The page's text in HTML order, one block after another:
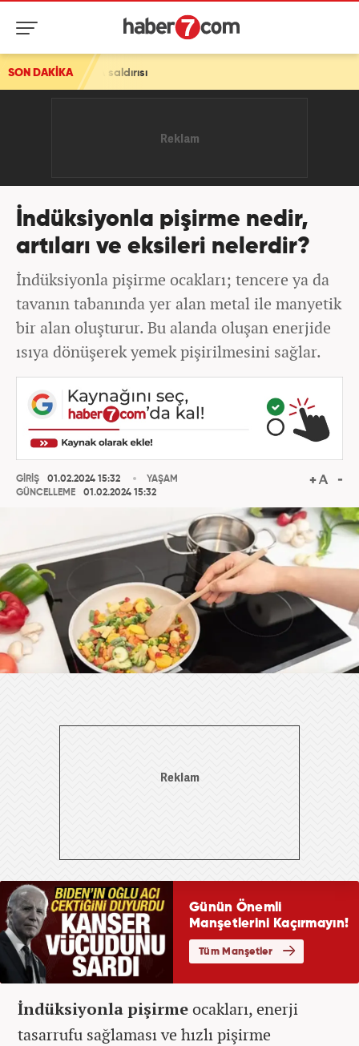
SON DAKİKA
İndüksiyonla pişirme nedir,
artıları ve eksileri nelerdir?
İndüksiyonla pişirme ocakları; tencere ya da
tavanın tabanında yer alan metal ile manyetik
bir alan oluşturur. Bu alanda oluşan enerjide
ısıya dönüşerek yemek pişirilmesini sağlar.
GİRİŞ
01.02.2024 15:32
GÜNCELLEME
01.02.2024 15:32
YAŞAM
İndüksiyonla pişirmeocakları, enerji
tasarrufu sağlaması ve hızlı pişirme